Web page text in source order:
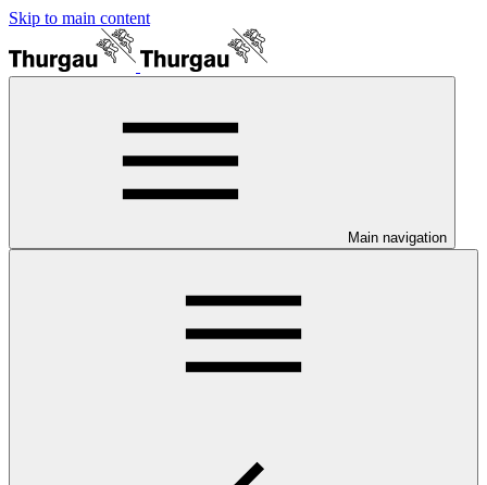
Skip to main content
Main navigation